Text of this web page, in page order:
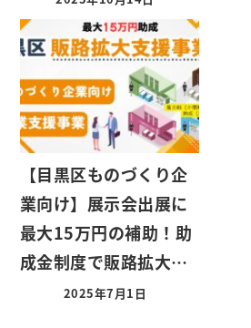
【目黒区ものづくり企
業向け】展示会出展に
最大15万円の補助！助
成金制度で販路拡大…
2025年7月1日